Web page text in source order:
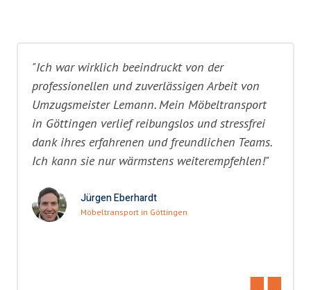
"Ich war wirklich beeindruckt von der
professionellen und zuverlässigen Arbeit von
Umzugsmeister Lemann. Mein Möbeltransport
in Göttingen verlief reibungslos und stressfrei
dank ihres erfahrenen und freundlichen Teams.
Ich kann sie nur wärmstens weiterempfehlen!"
Jürgen Eberhardt
Möbeltransport in Göttingen